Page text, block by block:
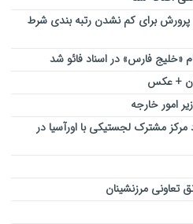
برای کم نشدن رتبه بندی شرط
«خلیج فارس» در اسناد فائو شد
امور خارجه
مشترک لجستیکی با اورآسیا در
تعاونی مرزنشینان